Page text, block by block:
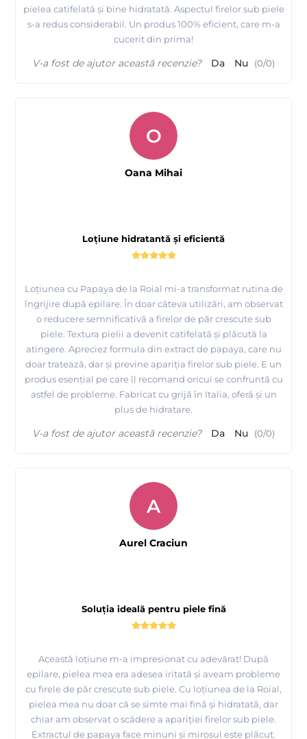
pielea catifelată și bine hidratată. Aspectul firelor sub piele
s-a redus considerabil. Un produs 100% eficient, care m-a
cucerit din prima!
V-a fost de ajutor această recenzie? Da Nu (0/0)
Loțiune hidratantă și eficientă
Loțiunea cu Papaya de la Roial mi-a transformat rutina de
îngrijire după epilare. În doar câteva utilizări, am observat
o reducere semnificativă a firelor de păr crescute sub
piele. Textura pielii a devenit catifelată și plăcută la
atingere. Apreciez formula din extract de papaya, care nu
doar tratează, dar și previne apariția firelor sub piele. E un
produs esențial pe care îl recomand oricui se confruntă cu
astfel de probleme. Fabricat cu grijă în Italia, oferă și un
plus de hidratare.
O
Oana Mihai
V-a fost de ajutor această recenzie? Da Nu (0/0)
Soluția ideală pentru piele fină
Această loțiune m-a impresionat cu adevărat! După
epilare, pielea mea era adesea iritată și aveam probleme
cu firele de păr crescute sub piele. Cu loțiunea de la Roial,
pielea mea nu doar că se simte mai fină și hidratată, dar
chiar am observat o scădere a apariției firelor sub piele.
Extractul de papaya face minuni și mirosul este plăcut.
A
Aurel Craciun